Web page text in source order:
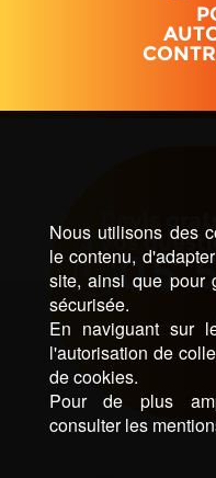
Devis
à vos
05
Nous utilisons des
le contenu,
site, ainsi que pour
sécurisée.
En naviguant sur
l'autorisation de
de cookies.
Pour de plus
consulter les